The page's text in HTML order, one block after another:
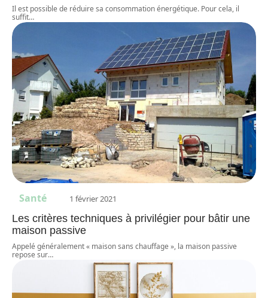
Il est possible de réduire sa consommation énergétique. Pour cela, il
suffit…
Santé 1 février 2021
Les critères techniques à privilégier pour bâtir une
maison passive
Appelé généralement « maison sans chauffage », la maison passive
repose sur…